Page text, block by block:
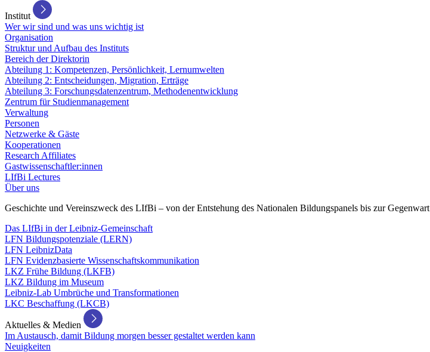
Institut
Wer wir sind und was uns wichtig ist
Organisation
Struktur und Aufbau des Instituts
Bereich der Direktorin
Abteilung 1: Kompetenzen, Persönlichkeit, Lernumwelten
Abteilung 2: Entscheidungen, Migration, Erträge
Abteilung 3: Forschungsdatenzentrum, Methodenentwicklung
Zentrum für Studienmanagement
Verwaltung
Personen
Netzwerke & Gäste
Kooperationen
Research Affiliates
Gastwissenschaftler:innen
LIfBi Lectures
Über uns
Geschichte und Vereinszweck des LIfBi – von der Entstehung des Nationalen Bildungspanels bis zur Gegenwart
Das LIfBi in der Leibniz-Gemeinschaft
LFN Bildungspotenziale (LERN)
LFN LeibnizData
LFN Evidenzbasierte Wissenschaftskommunikation
LKZ Frühe Bildung (LKFB)
LKZ Bildung im Museum
Leibniz-Lab Umbrüche und Transformationen
LKC Beschaffung (LKCB)
Aktuelles & Medien
Im Austausch, damit Bildung morgen besser gestaltet werden kann
Neuigkeiten